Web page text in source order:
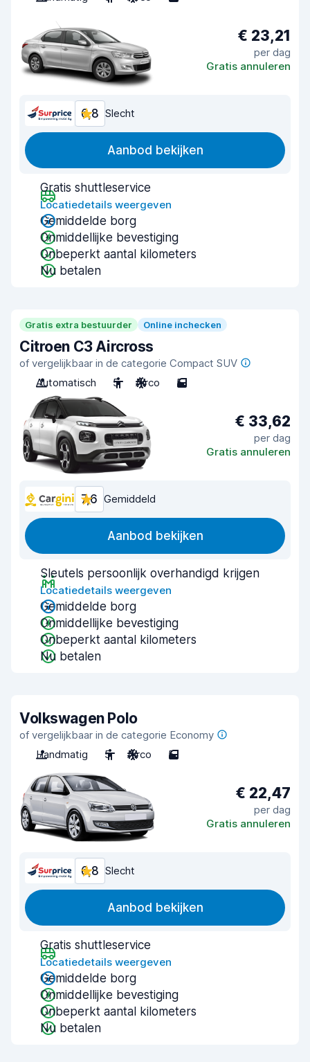
€ 23,21
per dag
Gratis annuleren
6,8 Slecht
Aanbod bekijken
Gratis shuttleservice
Locatiedetails weergeven
Gemiddelde borg
Onmiddellijke bevestiging
Onbeperkt aantal kilometers
Nu betalen
Gratis extra bestuurder Online inchecken
Citroen C3 Aircross
of vergelijkbaar in de categorie Compact SUV
Automatisch
5 Airco 5
€ 33,62
per dag
Gratis annuleren
7,6 Gemiddeld
Aanbod bekijken
Sleutels persoonlijk overhandigd krijgen
Locatiedetails weergeven
Gemiddelde borg
Onmiddellijke bevestiging
Onbeperkt aantal kilometers
Nu betalen
Volkswagen Polo
of vergelijkbaar in de categorie Economy
Handmatig
5 Airco 5
€ 22,47
per dag
Gratis annuleren
6,8 Slecht
Aanbod bekijken
Gratis shuttleservice
Locatiedetails weergeven
Gemiddelde borg
Onmiddellijke bevestiging
Onbeperkt aantal kilometers
Nu betalen